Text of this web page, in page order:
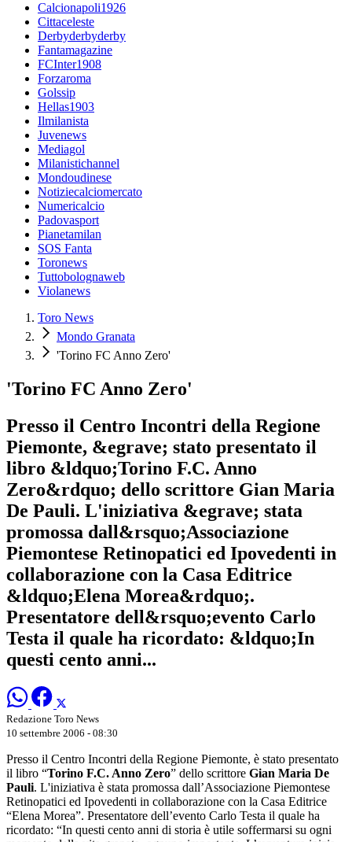
Calcionapoli1926
Cittaceleste
Derbyderbyderby
Fantamagazine
FCInter1908
Forzaroma
Golssip
Hellas1903
Ilmilanista
Juvenews
Mediagol
Milanistichannel
Mondoudinese
Notiziecalciomercato
Numericalcio
Padovasport
Pianetamilan
SOS Fanta
Toronews
Tuttobolognaweb
Violanews
Toro News
Mondo Granata
'Torino FC Anno Zero'
'Torino FC Anno Zero'
Presso il Centro Incontri della Regione
Piemonte, &egrave; stato presentato il
libro &ldquo;Torino F.C. Anno
Zero&rdquo; dello scrittore Gian Maria
De Pauli. L'iniziativa &egrave; stata
promossa dall&rsquo;Associazione
Piemontese Retinopatici ed Ipovedenti in
collaborazione con la Casa Editrice
&ldquo;Elena Morea&rdquo;.
Presentatore dell&rsquo;evento Carlo
Testa il quale ha ricordato: &ldquo;In
questi cento anni...
Redazione Toro News
10 settembre 2006 - 08:30
Presso il Centro Incontri della Regione Piemonte, è stato presentato
il libro “Torino F.C. Anno Zero” dello scrittore Gian Maria De
Pauli. L'iniziativa è stata promossa dall’Associazione Piemontese
Retinopatici ed Ipovedenti in collaborazione con la Casa Editrice
“Elena Morea”. Presentatore dell’evento Carlo Testa il quale ha
ricordato: “In questi cento anni di storia è utile soffermarsi su ogni